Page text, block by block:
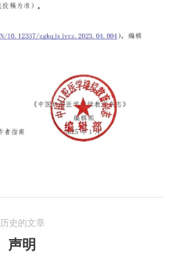
历史的文章
历
声明